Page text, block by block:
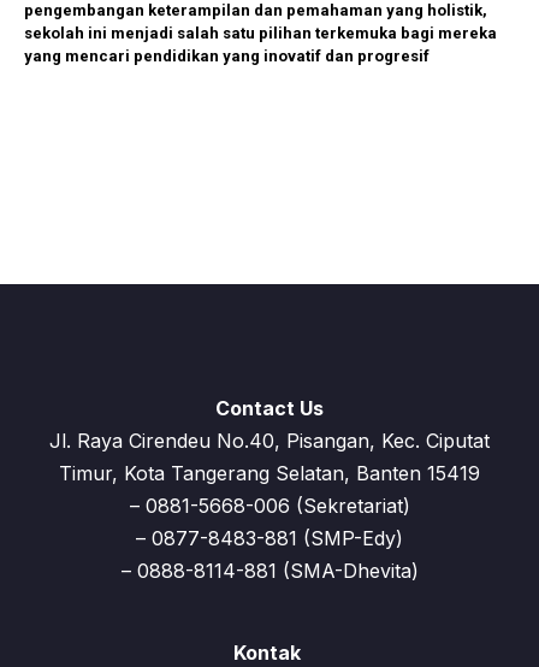
pengembangan keterampilan dan pemahaman yang holistik,
sekolah ini menjadi salah satu pilihan terkemuka bagi mereka
yang mencari pendidikan yang inovatif dan progresif
Contact Us
Jl. Raya Cirendeu No.40, Pisangan, Kec. Ciputat
Timur, Kota Tangerang Selatan, Banten 15419
– 0881-5668-006 (Sekretariat)
– 0877-8483-881 (SMP-Edy)
– 0888-8114-881 (SMA-Dhevita)
Kontak